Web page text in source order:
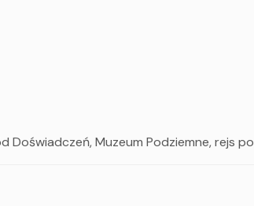
Muzeum Podziemne, rejs po